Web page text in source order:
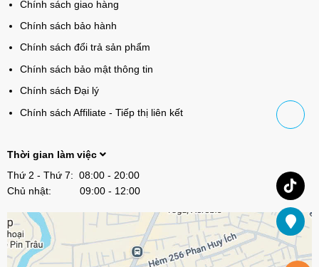
Chính sách giao hàng
Chính sách bảo hành
Chính sách đổi trả sản phẩm
Chính sách bảo mật thông tin
Chính sách Đại lý
Chính sách Affiliate - Tiếp thị liên kết
Thời gian làm việc
Thứ 2 - Thứ 7: 08:00 - 20:00
Chủ nhật: 09:00 - 12:00